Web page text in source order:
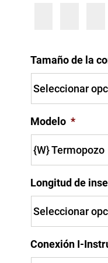
Tamaño de la
Modelo *
Longitud de
Conexión I-